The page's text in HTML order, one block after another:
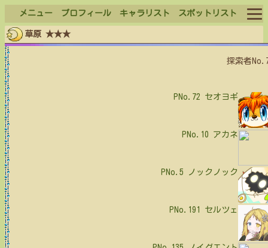
メニュー プロフィール キャラリスト スポットリスト
ログイン
草原 ★★★
探索者
PNo.72 セオヨギ
PNo.10 アカネ
PNo.5 ノックノック
PNo.191 セルツェ